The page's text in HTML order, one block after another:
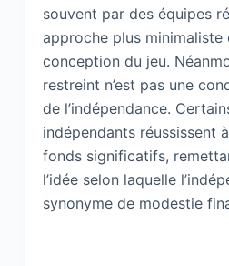
souvent par des équipes
approche plus minimaliste
conception du jeu.
restreint n’est pas une
de l’indépendance.
indépendants réussissent
fonds significatifs,
l’idée selon laquelle
synonyme de modestie